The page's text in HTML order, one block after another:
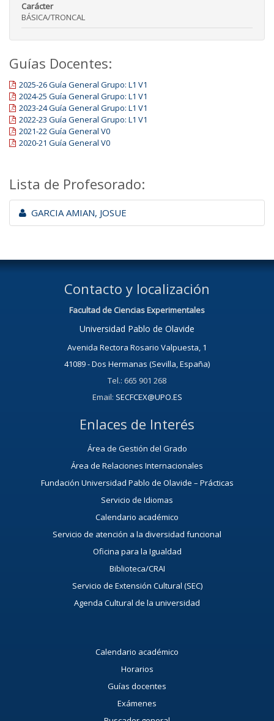
Carácter
BÁSICA/TRONCAL
Guías Docentes:
2025-26 Guía General Grupo: L1 V1
2024-25 Guía General Grupo: L1 V1
2023-24 Guía General Grupo: L1 V1
2022-23 Guía General Grupo: L1 V1
2021-22 Guía General V0
2020-21 Guía General V0
Lista de Profesorado:
GARCIA AMIAN, JOSUE
Contacto y localización
Facultad de Ciencias Experimentales
Universidad Pablo de Olavide
Avenida Rectora Rosario Valpuesta, 1
41089 - Dos Hermanas (Sevilla, España)
Tel.: 665 901 268
Email: SECFCEX@UPO.ES
Enlaces de Interés
Área de Gestión del Grado
Área de Relaciones Internacionales
Fundación Universidad Pablo de Olavide – Prácticas
Servicio de Idiomas
Calendario académico
Servicio de atención a la diversidad funcional
Oficina para la Igualdad
Biblioteca/CRAI
Servicio de Extensión Cultural (SEC)
Agenda Cultural de la universidad
Calendario académico
Horarios
Guías docentes
Exámenes